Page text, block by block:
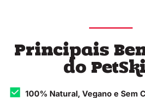
Principais
do
100% Natural, Vegano e Sem